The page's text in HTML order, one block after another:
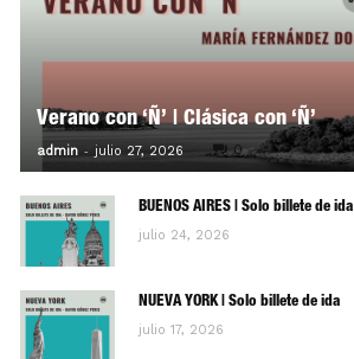
Verano con ‘Ñ’ | Clásica con ‘Ñ’
admin - julio 27, 2026 0
BUENOS AIRES | Solo billete de ida
julio 24, 2026
NUEVA YORK | Solo billete de ida
julio 17, 2026